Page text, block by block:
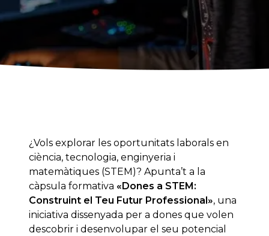
¿Vols explorar les oportunitats laborals en
ciència, tecnologia, enginyeria i
matemàtiques (STEM)? Apunta’t a la
càpsula formativa «Dones a STEM:
Construint el Teu Futur Professional», una
iniciativa dissenyada per a dones que volen
descobrir i desenvolupar el seu potencial